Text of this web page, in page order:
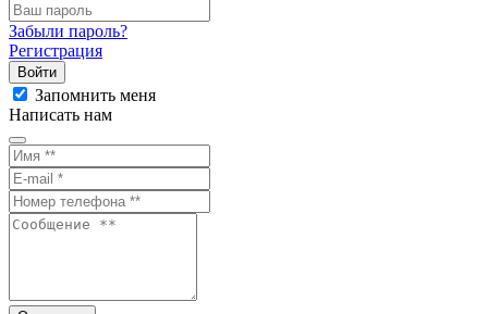
Забыли пароль?
Регистрация
Войти
Запомнить меня
Написать нам